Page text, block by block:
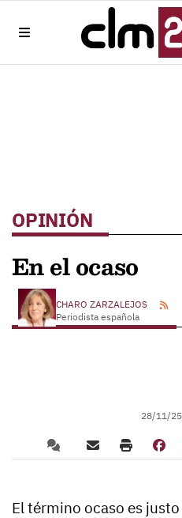
OPINIÓN
En el ocaso
CHARO ZARZALEJOS
Periodista española
28/11/
El término ocaso es